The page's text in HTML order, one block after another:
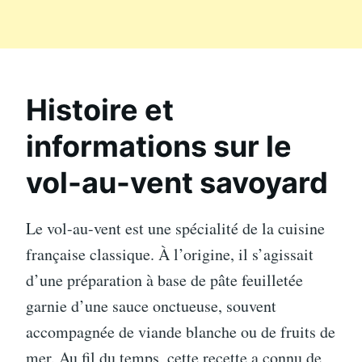
Histoire et
informations sur le
vol-au-vent savoyard
Le vol-au-vent est une spécialité de la cuisine
française classique. À l’origine, il s’agissait
d’une préparation à base de pâte feuilletée
garnie d’une sauce onctueuse, souvent
accompagnée de viande blanche ou de fruits de
mer. Au fil du temps, cette recette a connu de